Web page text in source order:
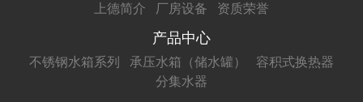
上德简介 厂房设备 资质荣誉
产品中心
不锈钢水箱系列 承压水箱（储水罐）
容积式换热器
分集水器